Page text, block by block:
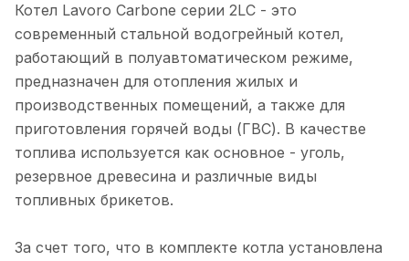
Котел Lavoro Carbone серии 2LC - это
современный стальной водогрейный котел,
работающий в полуавтоматическом режиме,
предназначен для отопления жилых и
производственных помещений, а также для
приготовления горячей воды (ГВС). В качестве
топлива используется как основное - уголь,
резервное древесина и различные виды
топливных брикетов.
За счет того, что в комплекте котла установлена